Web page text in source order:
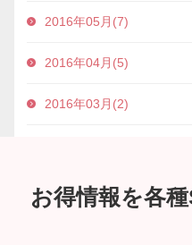
2016年05月(7)
2016年04月(5)
2016年03月(2)
お得情報を各